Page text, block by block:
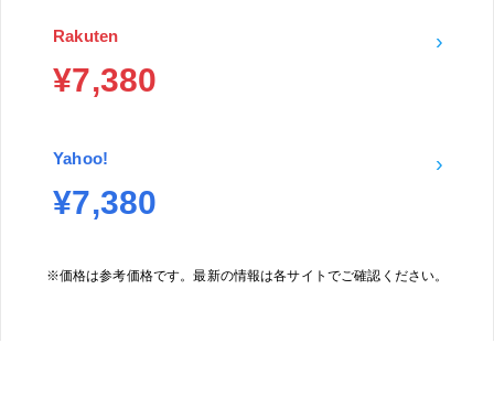
Rakuten
¥7,380
›
Yahoo!
¥7,380
›
※価格は参考価格です。最新の情報は各サイトでご確認ください。